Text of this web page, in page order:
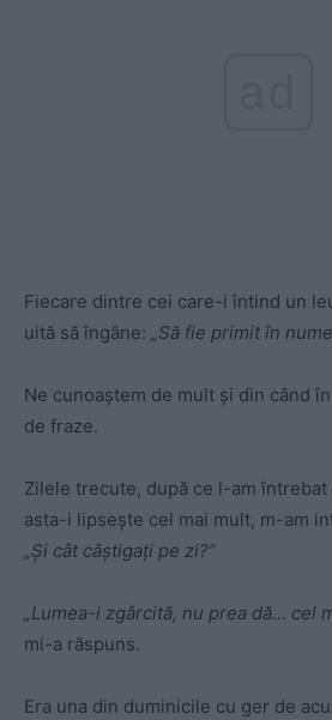
Fiecare dintre cei care-i întind un
uită să îngâne: „Să fie primit în
Ne cunoaştem de mult şi din când
de fraze.
Zilele trecute, după ce l-am întrebat
asta-i lipsește cel mai mult, m-am
„Şi cât câştigaţi pe zi?”
„Lumea-i zgârcită, nu prea dă… cel
mi-a răspuns.
Era una din duminicile cu ger de